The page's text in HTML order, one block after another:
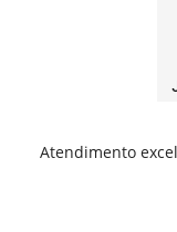
Atendimento